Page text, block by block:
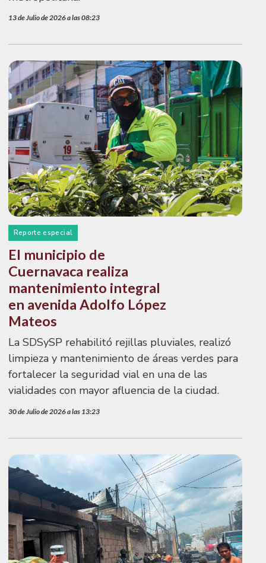
13 de Julio de 2026 a las 08:23
Reporte especial
El municipio de
Cuernavaca realiza
mantenimiento integral
en avenida Adolfo López
Mateos
La SDSySP rehabilitó rejillas pluviales, realizó
limpieza y mantenimiento de áreas verdes para
fortalecer la seguridad vial en una de las
vialidades con mayor afluencia de la ciudad.
30 de Julio de 2026 a las 13:23